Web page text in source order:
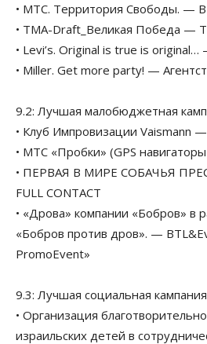
• МТС. Территория Свободы. —
• TMA-Draft_Великая Победа —
• Levi’s. Original is true is
• Miller. Get more party! —
9.2: Лучшая малобюджетная
• Клуб Импровизации Vaismann
• МТС «Пробки» (GPS
• ПЕРВАЯ В МИРЕ СОБАЧЬЯ
FULL CONTACT
• «Дрова» компании «Бобров» в
«Бобров против дров». —
PromoEvent»
9.3: Лучшая социальная кампания
• Организация
израильских детей в